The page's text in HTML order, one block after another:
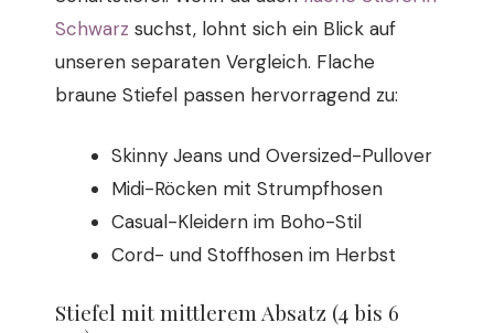
Schwarz suchst, lohnt sich ein Blick auf
unseren separaten Vergleich. Flache
braune Stiefel passen hervorragend zu:
Skinny Jeans und Oversized-Pullover
Midi-Röcken mit Strumpfhosen
Casual-Kleidern im Boho-Stil
Cord- und Stoffhosen im Herbst
Stiefel mit mittlerem Absatz (4 bis 6